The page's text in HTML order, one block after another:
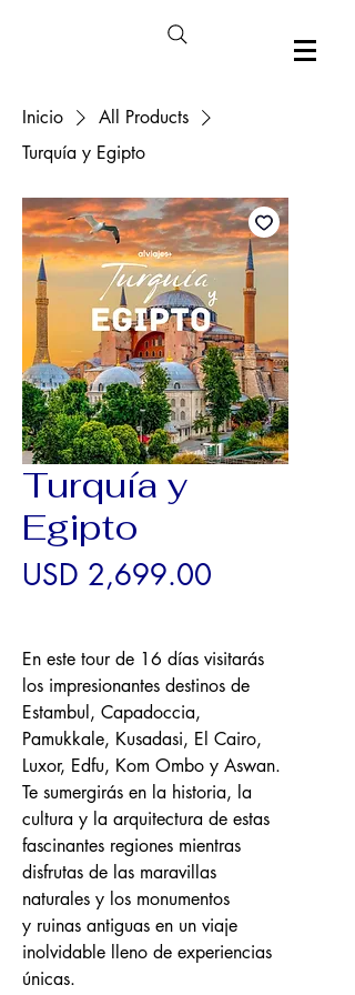
Inicio
All Products
Turquía y Egipto
Turquía y
Egipto
USD 2,699.00
En este tour de 16 días visitarás
los impresionantes destinos de
Estambul, Capadoccia,
Pamukkale, Kusadasi, El Cairo,
Luxor, Edfu, Kom Ombo y Aswan.
Te sumergirás en la historia, la
cultura y la arquitectura de estas
fascinantes regiones mientras
disfrutas de las maravillas
naturales y los monumentos
y ruinas antiguas en un viaje
inolvidable lleno de experiencias
únicas.